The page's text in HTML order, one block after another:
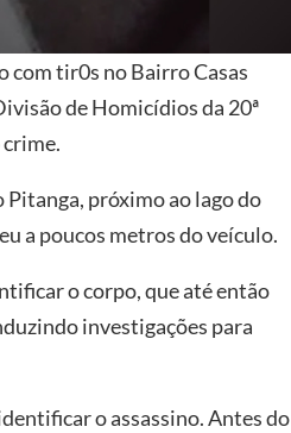
com tir0s no Bairro Casas
de Homicídios da 20ª
próximo ao lago do
a poucos metros do veículo.
o corpo, que até então
investigações para
o assassino. Antes do